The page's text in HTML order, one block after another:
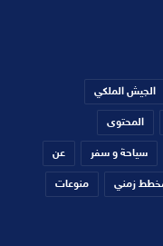
الجيش الملكي
المحتوى
سياحة و سفر عن
زمني منوعات